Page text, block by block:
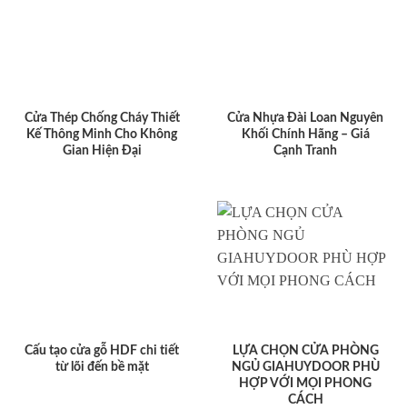
Cửa Thép Chống Cháy Thiết
Kế Thông Minh Cho Không
Gian Hiện Đại
Cửa Nhựa Đài Loan Nguyên
Khối Chính Hãng – Giá
Cạnh Tranh
Cấu tạo cửa gỗ HDF chi tiết
từ lõi đến bề mặt
LỰA CHỌN CỬA PHÒNG
NGỦ GIAHUYDOOR PHÙ
HỢP VỚI MỌI PHONG
CÁCH